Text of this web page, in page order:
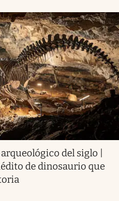
del siglo |
de dinosaurio que